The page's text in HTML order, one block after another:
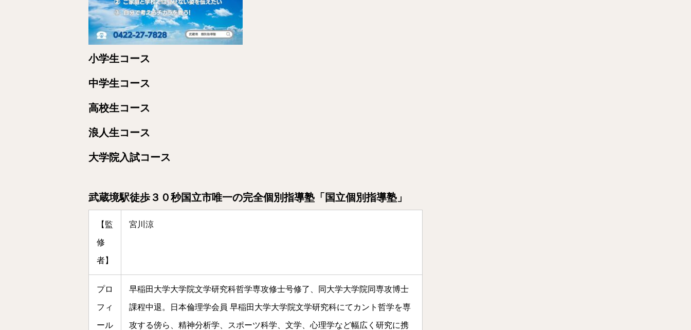
小学生コース
中学生コース
高校生コース
浪人生コース
大学院入試コース
武蔵境駅徒歩３０秒国立市唯一の完全個別指導塾「国立個別指導塾」
【監
修
者】
宮川涼
プロ
フィ
ール
早稲田大学大学院文学研究科哲学専攻修士号修了、同大学大学院同専攻博士
課程中退。日本倫理学会員 早稲田大学大学院文学研究科にてカント哲学を専
攻する傍ら、精神分析学、スポーツ科学、文学、心理学など幅広く研究に携